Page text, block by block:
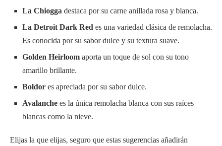
La Chiogga destaca por su carne anillada rosa y blanca.
La Detroit Dark Red es una variedad clásica de remolacha.
Es conocida por su sabor dulce y su textura suave.
Golden Heirloom aporta un toque de sol con su tono
amarillo brillante.
Boldor es apreciada por su sabor dulce.
Avalanche es la única remolacha blanca con sus raíces
blancas como la nieve.
Elijas la que elijas, seguro que estas sugerencias añadirán